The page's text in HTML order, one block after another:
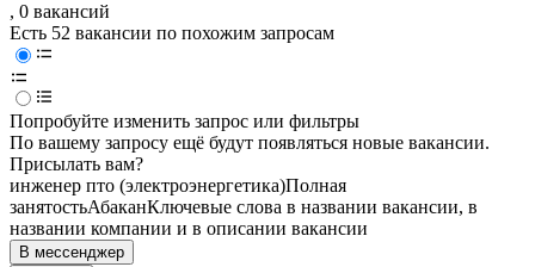
, 0 вакансий
Есть 52 вакансии по похожим запросам
Попробуйте изменить запрос или фильтры
По вашему запросу ещё будут появляться новые вакансии.
Присылать вам?
инженер пто (электроэнергетика)Полная
занятостьАбаканКлючевые слова в названии вакансии, в
названии компании и в описании вакансии
В мессенджер